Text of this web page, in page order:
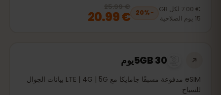
€ 7.00 لكل GB
15 يوم الصلاحية
−
20%
20% off, was
€ 20.99 € 25.99
€ 20.99
5GB 30يوم
eSIM مدفوعة مسبقًا جامايكا مع LTE | 4G | 5G بيانات الجوال
للسياح